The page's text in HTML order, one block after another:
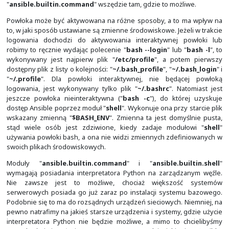
10.8.232.123 | FAILED | rc=1 >>
df: '|': No such file or directory
df: grep: No such file or directory
df: sda1: No such file or directorynon-zero
[msleczek@vm0-net projekt_A]$df -h /boot /root
Filesystem Size Used Avail
Mounted on
/dev/sda1 1014M 185M
/boot
/dev/mapper/rhel_vm0--net-root 29G 2.0G
[msleczek@vm0-net projekt_A]$
Aby lepiej i szybciej orientować się w tym co się
odpowiednio ukierunkować naszą uwagę, Ansible
kolorów w zwracanych wynikach. Są to m.in.:
"nie udało się wykonać zadania",
" udało się wykonać zadanie",
"nie trzeba było nic robić".